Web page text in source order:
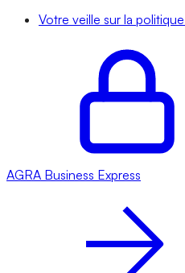
Votre veille sur la
AGRA Business Express